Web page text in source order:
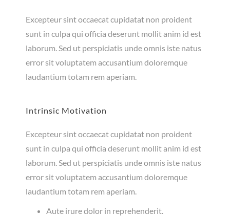
Excepteur sint occaecat cupidatat non proident
sunt in culpa qui officia deserunt mollit anim id est
laborum. Sed ut perspiciatis unde omnis iste natus
error sit voluptatem accusantium doloremque
laudantium totam rem aperiam.
Intrinsic Motivation
Excepteur sint occaecat cupidatat non proident
sunt in culpa qui officia deserunt mollit anim id est
laborum. Sed ut perspiciatis unde omnis iste natus
error sit voluptatem accusantium doloremque
laudantium totam rem aperiam.
Aute irure dolor in reprehenderit.